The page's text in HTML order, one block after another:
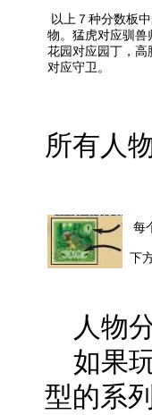
以上７种分数板
物。猛虎对应驯兽
花园对应园丁，高
对应守卫。
所有人
每
下
人物
如果
型的系